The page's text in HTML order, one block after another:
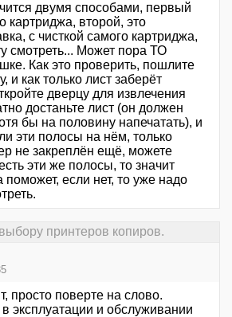
двумя способами, первый
картриджа, второй, это
с чисткой самого картриджа,
смотреть... Может пора ТО
Как это проверить, пошлите
и как только лист заберёт
дверцу для извлечения
достаньте лист (он должен
бы на половину напечатать), и
эти полосы на нём, только
не закреплён ещё, можете
эти же полосы, то значит
если нет, то уже надо
принтеров копиров.
просто поверте на слово.
эксплуатации и обслуживании